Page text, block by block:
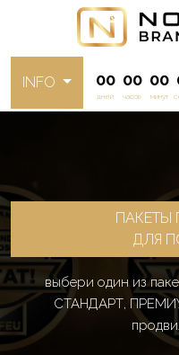
INFO 00
дней
00
часов
00
минут
ПАКЕТЫ
ДЛЯ
выбери один из
СТАНДАРТ,